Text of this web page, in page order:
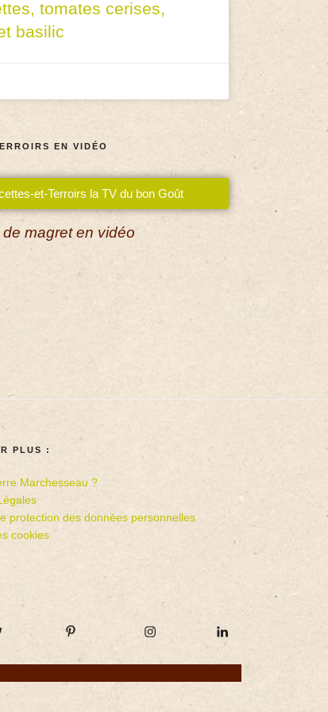
tomates cerises,
basilic
EN VIDÉO
et-Terroirs la TV du bon Goût
magret en vidéo
PLUS :
Marchesseau ?
protection des données personnelles
cookies